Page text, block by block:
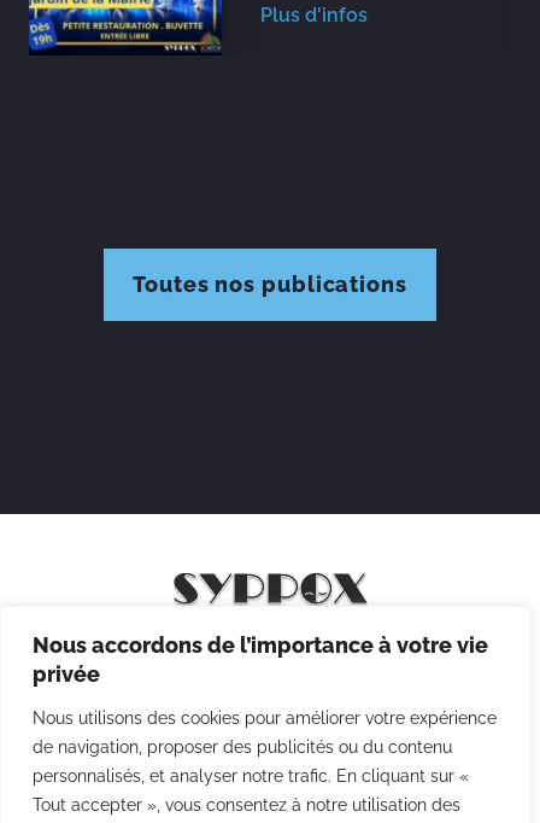
Nous accordons de l’importance à votre vie
privée
Nous utilisons des cookies pour améliorer votre expérience
de navigation, proposer des publicités ou du contenu
personnalisés, et analyser notre trafic. En cliquant sur «
Tout accepter », vous consentez à notre utilisation des
Plus d'infos
Toutes nos publications
Mentions légales
Politique des cookies
CGV